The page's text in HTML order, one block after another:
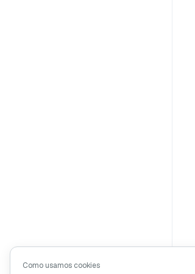
Como usamos cookies